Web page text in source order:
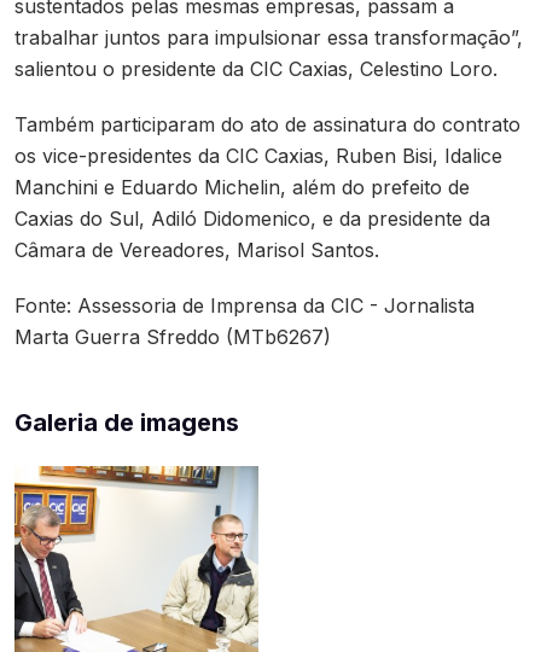
sustentados pelas mesmas empresas, passam a
trabalhar juntos para impulsionar essa transformação”,
salientou o presidente da CIC Caxias, Celestino Loro.
Também participaram do ato de assinatura do contrato
os vice-presidentes da CIC Caxias, Ruben Bisi, Idalice
Manchini e Eduardo Michelin, além do prefeito de
Caxias do Sul, Adiló Didomenico, e da presidente da
Câmara de Vereadores, Marisol Santos.
Fonte: Assessoria de Imprensa da CIC - Jornalista
Marta Guerra Sfreddo (MTb6267)
Galeria de imagens